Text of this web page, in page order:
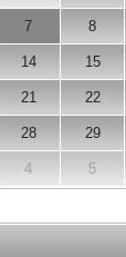
7 8
14 15
21 22
28 29
4 5